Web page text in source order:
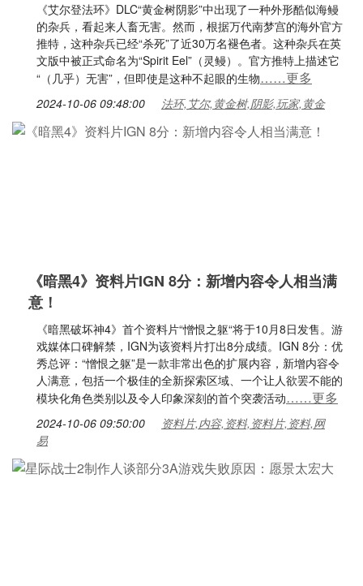
《艾尔登法环》DLC“黄金树阴影”中出现了一种外形酷似海鳗
的杂兵，看起来人畜无害。然而，根据万代南梦宫的海外官方
推特，这种杂兵已经“杀死”了近30万名褪色者。这种杂兵在英
文版中被正式命名为“Spirit Eel”（灵鳗）。官方推特上描述它
“（几乎）无害”，但即使是这种不起眼的生物……更多
2024-10-06 09:48:00 法环,艾尔,黄金树,阴影,玩家,黄金
《暗黑4》资料片IGN 8分：新增内容令人相当满
意！
《暗黑破坏神4》首个资料片“憎恨之躯“将于10月8日发售。游
戏媒体口碑解禁，IGN为该资料片打出8分成绩。IGN 8分：优
秀总评：“憎恨之躯”是一款非常出色的扩展内容，新增内容令
人满意，包括一个极佳的全新探索区域、一个让人欲罢不能的
模块化角色类别以及令人印象深刻的首个突袭活动……更多
2024-10-06 09:50:00
资料片,内容,资料,资料片,资料,网
易